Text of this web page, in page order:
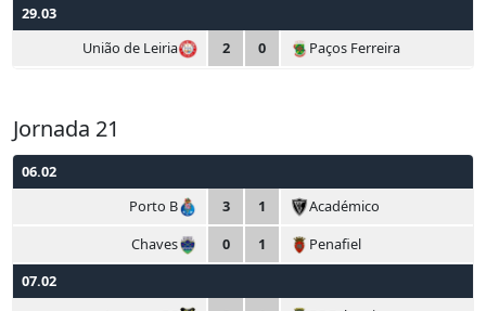
29.03
União de Leiria
2 0 Paços Ferreira
Jornada 21
06.02
Porto B
3 1
Académico
Chaves
0 1
Penafiel
07.02